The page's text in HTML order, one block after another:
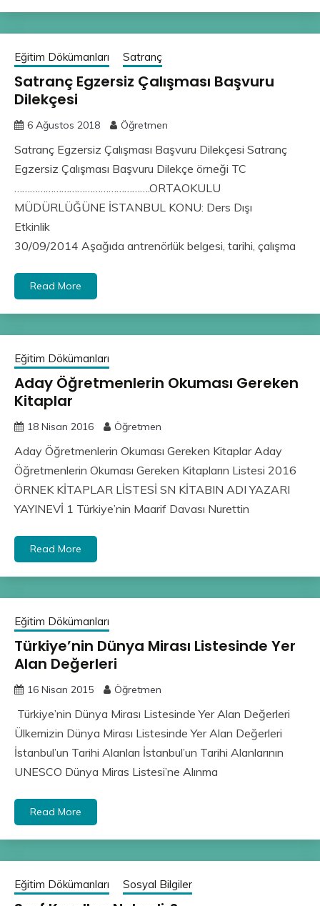
Eğitim Dökümanları Satranç
Satranç Egzersiz Çalışması Başvuru
Dilekçesi
6 Ağustos 2018 Öğretmen
Satranç Egzersiz Çalışması Başvuru Dilekçesi Satranç
Egzersiz Çalışması Başvuru Dilekçe örneği TC
…………………………………………….ORTAOKULU
MÜDÜRLÜĞÜNE İSTANBUL KONU: Ders Dışı
Etkinlik
30/09/2014 Aşağıda antrenörlük belgesi, tarihi, çalışma
Read More
Eğitim Dökümanları
Aday Öğretmenlerin Okuması Gereken
Kitaplar
18 Nisan 2016 Öğretmen
Aday Öğretmenlerin Okuması Gereken Kitaplar Aday
Öğretmenlerin Okuması Gereken Kitapların Listesi 2016
ÖRNEK KİTAPLAR LİSTESİ SN KİTABIN ADI YAZARI
YAYINEVİ 1 Türkiye’nin Maarif Davası Nurettin
Read More
Eğitim Dökümanları
Türkiye’nin Dünya Mirası Listesinde Yer
Alan Değerleri
16 Nisan 2015 Öğretmen
Türkiye’nin Dünya Mirası Listesinde Yer Alan Değerleri
Ülkemizin Dünya Mirası Listesinde Yer Alan Değerleri
İstanbul’un Tarihi Alanları İstanbul’un Tarihi Alanlarının
UNESCO Dünya Miras Listesi’ne Alınma
Read More
Eğitim Dökümanları Sosyal Bilgiler